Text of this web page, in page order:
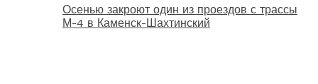
Осенью закроют один из проездов с трассы
М-4 в Каменск-Шахтинский